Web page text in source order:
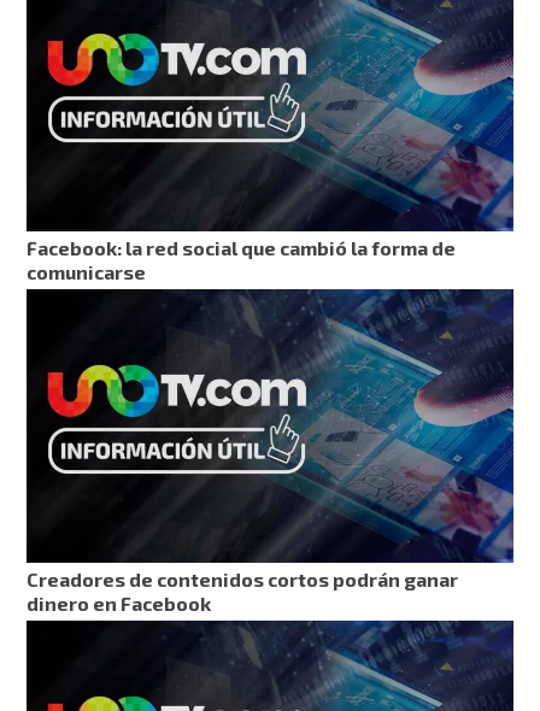
Facebook: la red social que cambió la forma de
comunicarse
Creadores de contenidos cortos podrán ganar
dinero en Facebook